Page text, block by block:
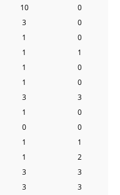
10
0
3
0
1
0
1
1
1
0
1
0
3
3
1
0
0
0
1
1
1
2
3
3
3
3